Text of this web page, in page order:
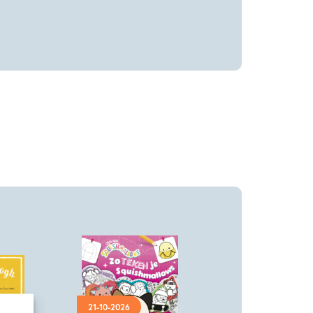
21-10-2026